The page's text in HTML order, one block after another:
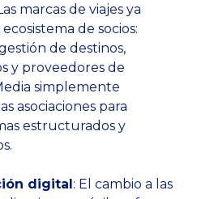
marcas de viajes ya
de socios:
de destinos,
y proveedores de
simplemente
asociaciones para
estructurados y
digital: El cambio a las